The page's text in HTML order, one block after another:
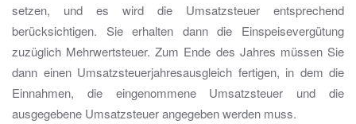
setzen, und es wird die Umsatzsteuer entsprechend
berücksichtigen. Sie erhalten dann die Einspeisevergütung
zuzüglich Mehrwertsteuer. Zum Ende des Jahres müssen Sie
dann einen Umsatzsteuerjahresausgleich fertigen, in dem die
Einnahmen, die eingenommene Umsatzsteuer und die
ausgegebene Umsatzsteuer angegeben werden muss.